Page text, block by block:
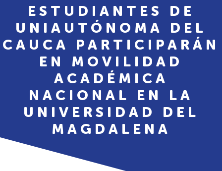
ESTUDIANTES DE
UNIAUTÓNOMA DEL
CAUCA PARTICIPARÁN
EN MOVILIDAD
ACADÉMICA
NACIONAL EN LA
UNIVERSIDAD DEL
MAGDALENA